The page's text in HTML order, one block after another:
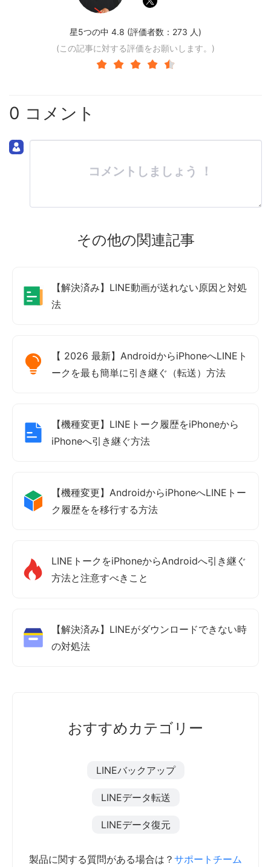
星5つの中 4.8 (評価者数： 273 人)
(この記事に対する評価をお願いします。)
0 コメント
コメントしましょう ！
その他の関連記事
【解決済み】LINE動画が送れない原因と対処
法
【 2026 最新】AndroidからiPhoneへLINEト
ークを最も簡単に引き継ぐ（転送）方法
【機種変更】LINEトーク履歴をiPhoneから
iPhoneへ引き継ぐ方法
【機種変更】AndroidからiPhoneへLINEトー
ク履歴をを移行する方法
LINEトークをiPhoneからAndroidへ引き継ぐ
方法と注意すべきこと
【解決済み】LINEがダウンロードできない時
の対処法
おすすめカテゴリー
LINEバックアップ
LINEデータ転送
LINEデータ復元
製品に関する質問がある場合は？ サポートチーム